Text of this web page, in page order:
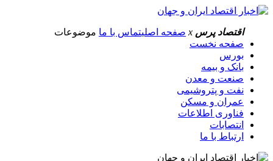
اقتصاد پرس x صفحه اصلیتماس با ما موضوعات
صفحه نخست
بورس
بانک و بیمه
صنعت و معدن
نفت و پتروشیمی
عمران و مسکن
فناوری اطلاعات
انتصابات
ارتباط با ما